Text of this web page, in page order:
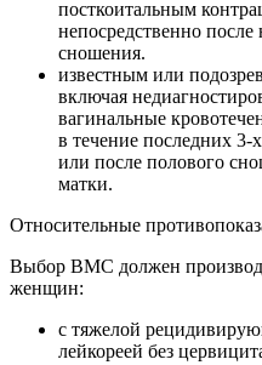
посткоитальным
непосредственно
сношения.
известным или
включая
вагинальные
в течение последних
или после полового
матки.
Относительные
Выбор ВМС должен
женщин:
с тяжелой
лейкореей без